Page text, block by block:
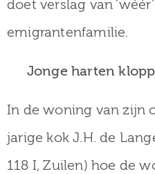
doet verslag van
emigrantenfamilie.
Jonge harten
In de woning van zijn
jarige kok J.H. de
118 I, Zuilen) hoe de